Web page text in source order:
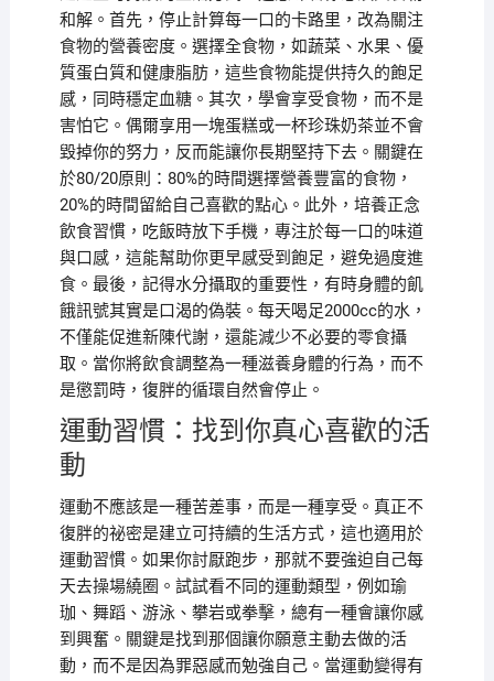
和解。首先，停止計算每一口的卡路里，改為關注
食物的營養密度。選擇全食物，如蔬菜、水果、優
質蛋白質和健康脂肪，這些食物能提供持久的飽足
感，同時穩定血糖。其次，學會享受食物，而不是
害怕它。偶爾享用一塊蛋糕或一杯珍珠奶茶並不會
毀掉你的努力，反而能讓你長期堅持下去。關鍵在
於80/20原則：80%的時間選擇營養豐富的食物，
20%的時間留給自己喜歡的點心。此外，培養正念
飲食習慣，吃飯時放下手機，專注於每一口的味道
與口感，這能幫助你更早感受到飽足，避免過度進
食。最後，記得水分攝取的重要性，有時身體的飢
餓訊號其實是口渴的偽裝。每天喝足2000cc的水，
不僅能促進新陳代謝，還能減少不必要的零食攝
取。當你將飲食調整為一種滋養身體的行為，而不
是懲罰時，復胖的循環自然會停止。
運動習慣：找到你真心喜歡的活
動
運動不應該是一種苦差事，而是一種享受。真正不
復胖的祕密是建立可持續的生活方式，這也適用於
運動習慣。如果你討厭跑步，那就不要強迫自己每
天去操場繞圈。試試看不同的運動類型，例如瑜
珈、舞蹈、游泳、攀岩或拳擊，總有一種會讓你感
到興奮。關鍵是找到那個讓你願意主動去做的活
動，而不是因為罪惡感而勉強自己。當運動變得有